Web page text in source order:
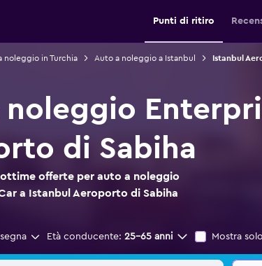
Punti di ritiro
noleggio in Turchia Auto a noleggio a Istanbul Istanbul
di Sabiha
offerte per auto a noleggio
a Istanbul Aeroporto di Sabiha
Età conducente: 25-65 anni Mostra